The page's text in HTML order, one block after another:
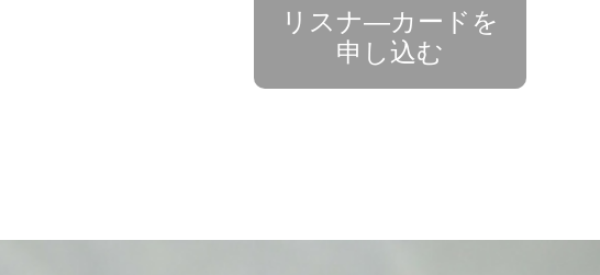
リスナ―カードを
申し込む